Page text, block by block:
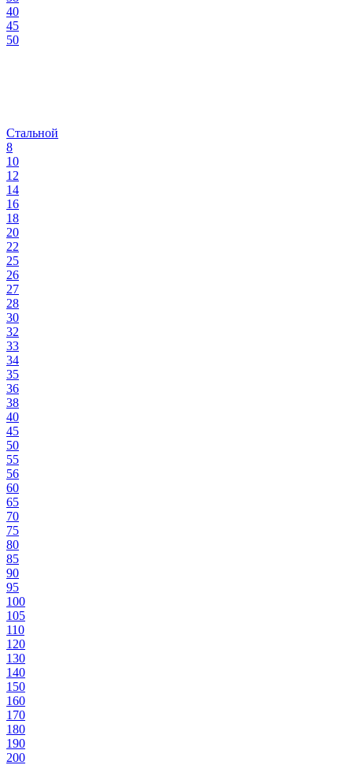
40
45
50
Стальной
8
10
12
14
16
18
20
22
25
26
27
28
30
32
33
34
35
36
38
40
45
50
55
56
60
65
70
75
80
85
90
95
100
105
110
120
130
140
150
160
170
180
190
200